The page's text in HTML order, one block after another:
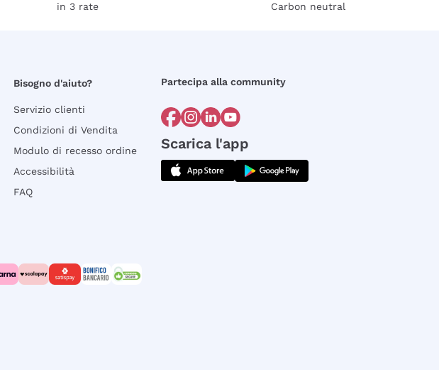
in 3 rate
Carbon neutral
Bisogno d'aiuto?
Servizio clienti
Condizioni di Vendita
Modulo di recesso ordine
Accessibilità
FAQ
Partecipa alla community
Scarica l'app